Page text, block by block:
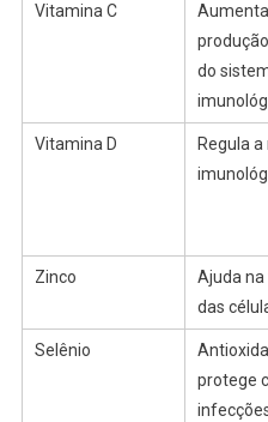
Vitamina C
do
Vitamina D
Regula
Zinco
Ajuda
das
Selênio
protege